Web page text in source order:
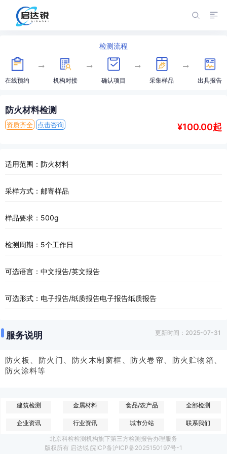
检测流程
在线预约 机构对接 确认项目 采集样品 出具报告
防火材料检测
资质齐全 点击咨询 ¥100.00起
适用范围：防火材料
采样方式：邮寄样品
样品要求：500g
检测周期：5个工作日
可选语言：中文报告/英文报告
可选形式：电子报告/纸质报告电子报告纸质报告
服务说明 更新时间：2025-07-31
防火板、防火门、防火木制窗框、防火卷帘、防火贮物箱、
防火涂料等
建筑检测 金属材料 食品/农产品 全部检测
企业资讯 行业资讯 城市分站 联系我们
北京科检检测机构旗下第三方检测报告办理服务
版权所有 启达锐 皖ICP备沪ICP备2025150197号-1